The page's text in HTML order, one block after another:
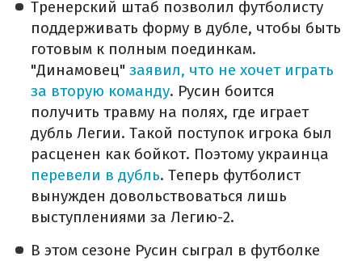
Тренерский штаб позволил футболисту
поддерживать форму в дубле, чтобы быть
готовым к полным поединкам.
"Динамовец" заявил, что не хочет играть
за вторую команду. Русин боится
получить травму на полях, где играет
дубль Легии. Такой поступок игрока был
расценен как бойкот. Поэтому украинца
перевели в дубль. Теперь футболист
вынужден довольствоваться лишь
выступлениями за Легию-2.
В этом сезоне Русин сыграл в футболке